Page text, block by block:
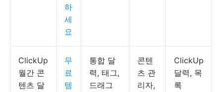
하
세
요
ClickUp
월간 콘
텐츠 달
무
료
템
통합 달
력, 태그,
드래그
콘텐
츠 관
리자,
ClickUp
달력, 목
록